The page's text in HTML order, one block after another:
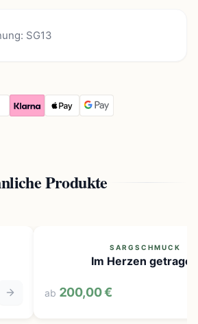
SG13
Produkte
SARGSCHMUCK
Im Herzen getragen
ab 200,00 €